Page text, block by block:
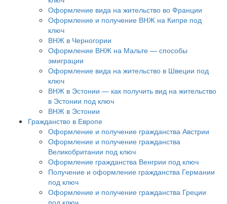
Оформление вида на жительство во Франции
Оформление и получение ВНЖ на Кипре под
ключ
ВНЖ в Черногории
Оформление ВНЖ на Мальте — способы
эмиграции
Оформление вида на жительство в Швеции под
ключ
ВНЖ в Эстонии — как получить вид на жительство
в Эстонии под ключ
ВНЖ в Эстонии
Гражданство в Европе
Оформление и получение гражданства Австрии
Оформление и получение гражданства
Великобритании под ключ
Оформление гражданства Венгрии под ключ
Получение и оформление гражданства Германии
под ключ
Оформление и получение гражданства Греции
под ключ